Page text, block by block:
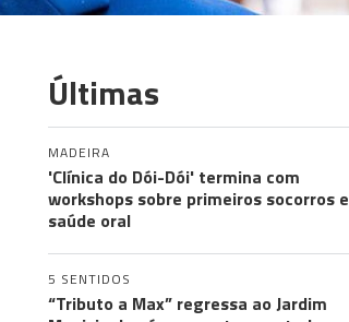
Últimas
MADEIRA
'Clínica do Dói-Dói' termina com
workshops sobre primeiros socorros e
saúde oral
5 SENTIDOS
“Tributo a Max” regressa ao Jardim